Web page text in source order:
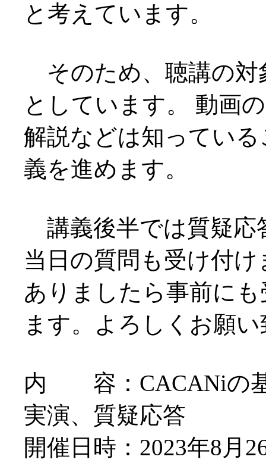
と考えています。
そのため、聴講の対
としています。 動画
解説などは知ってい
義を進めます。
講義後半では質疑応
当日の質問も受け付
ありましたら事前に
ます。よろしくお願
内 容：CACANiの
実演、質疑応答
開催日時：2023年8月